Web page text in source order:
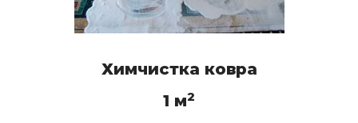
Химчистка ковра
1 м2